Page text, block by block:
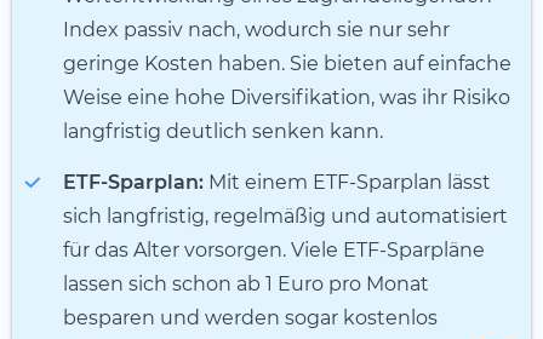
Index passiv nach, wodurch sie nur sehr
geringe Kosten haben. Sie bieten auf einfache
Weise eine hohe Diversifikation, was ihr Risiko
langfristig deutlich senken kann.
ETF-Sparplan: Mit einem ETF-Sparplan lässt
sich langfristig, regelmäßig und automatisiert
für das Alter vorsorgen. Viele ETF-Sparpläne
lassen sich schon ab 1 Euro pro Monat
besparen und werden sogar kostenlos